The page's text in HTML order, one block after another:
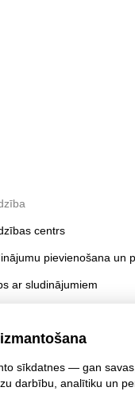
sīkdatnes — gan
darbību, analītiku un
centrs
pievienošana un
ar sludinājumiem
drošība